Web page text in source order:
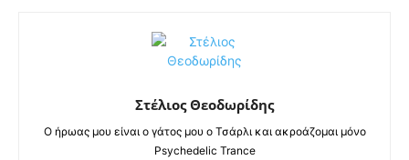
Στέλιος Θεοδωρίδης
Ο ήρωας μου είναι ο γάτος μου ο Τσάρλι και ακροάζομαι μόνο
Psychedelic Trance